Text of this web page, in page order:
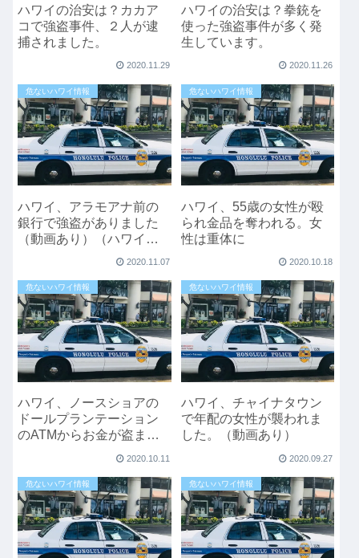
ハワイの治安は？カカア
コで強盗事件、２人が逮
捕されました。
2020.11.29
ハワイの治安は？拳銃を
使った強盗事件が多く発
生しています。
2020.11.26
危ないハワイ情報
ハワイ、アラモアナ前の
銀行で強盗がありました
（動画あり）（ハワイの
2020.11.07
危ないハワイ情報
ハワイ、55歳の女性が殴
られ金品を奪われる。女
性は重体に
2020.10.18
危ないハワイ情報
ハワイ、ノースショアの
ドールプランテーション
のATMからお金が盗まれ
2020.10.11
危ないハワイ情報
ハワイ、チャイナタウン
で年配の女性が襲われま
した。（動画あり）
2020.09.27
危ないハワイ情報 危ないハワイ情報